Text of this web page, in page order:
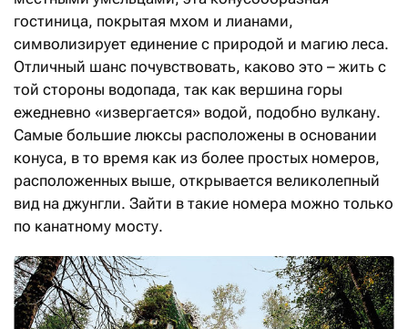
гостиница, покрытая мхом и лианами,
символизирует единение с природой и магию леса.
Отличный шанс почувствовать, каково это – жить с
той стороны водопада, так как вершина горы
ежедневно «извергается» водой, подобно вулкану.
Самые большие люксы расположены в основании
конуса, в то время как из более простых номеров,
расположенных выше, открывается великолепный
вид на джунгли. Зайти в такие номера можно только
по канатному мосту.